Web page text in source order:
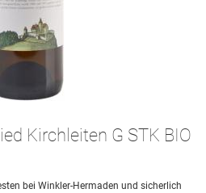
Kirchleiten G STK BIO
bei Winkler-Hermaden und sicherlich